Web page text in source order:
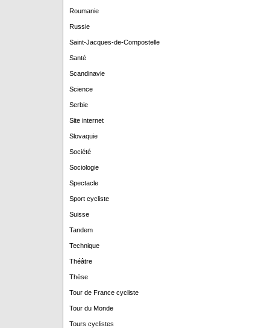
Roumanie
Russie
Saint-Jacques-de-Compostelle
Santé
Scandinavie
Science
Serbie
Site internet
Slovaquie
Société
Sociologie
Spectacle
Sport cycliste
Suisse
Tandem
Technique
Théâtre
Thèse
Tour de France cycliste
Tour du Monde
Tours cyclistes